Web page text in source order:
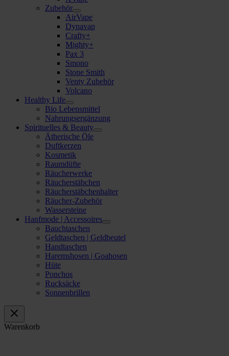
Zubehör
AirVape
Dynavap
Crafty+
Mighty+
Pax 3
Smono
Stone Smith
Venty Zubehör
Volcano
Healthy Life
Bio Lebensmittel
Nahrungsergänzung
Spirituelles & Beauty
Ätherische Öle
Duftkerzen
Kosmetik
Raumdüfte
Räucherwerke
Räucherstäbchen
Räucherstäbchenhalter
Räucher-Zubehör
Wassersteine
Hanfmode | Accessoires
Bauchtaschen
Geldtaschen | Geldbeutel
Handtaschen
Haremshosen | Goahosen
Hüte
Ponchos
Rucksäcke
Sonnenbrillen
Warenkorb